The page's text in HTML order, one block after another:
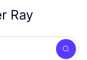
Ray